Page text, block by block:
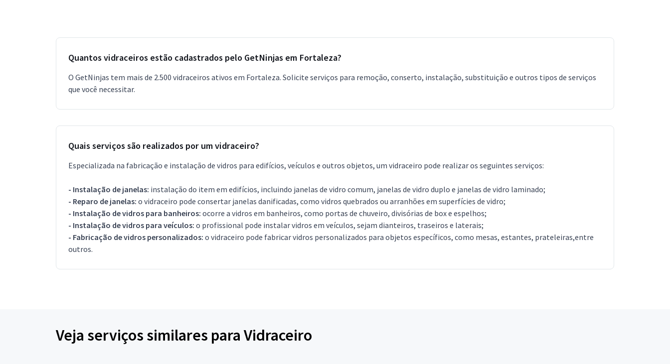
Quantos vidraceiros estão cadastrados pelo GetNinjas em Fortaleza?
O GetNinjas tem mais de 2.500 vidraceiros ativos em Fortaleza. Solicite serviços para remoção, conserto, instalação, substituição e outros tipos de serviços
que você necessitar.
Quais serviços são realizados por um vidraceiro?
Especializada na fabricação e instalação de vidros para edifícios, veículos e outros objetos, um vidraceiro pode realizar os seguintes serviços:
- Instalação de janelas: instalação do item em edifícios, incluindo janelas de vidro comum, janelas de vidro duplo e janelas de vidro laminado;
- Reparo de janelas: o vidraceiro pode consertar janelas danificadas, como vidros quebrados ou arranhões em superfícies de vidro;
- Instalação de vidros para banheiros: ocorre a vidros em banheiros, como portas de chuveiro, divisórias de box e espelhos;
- Instalação de vidros para veículos: o profissional pode instalar vidros em veículos, sejam dianteiros, traseiros e laterais;
- Fabricação de vidros personalizados: o vidraceiro pode fabricar vidros personalizados para objetos específicos, como mesas, estantes, prateleiras,entre
outros.
Veja serviços similares para Vidraceiro